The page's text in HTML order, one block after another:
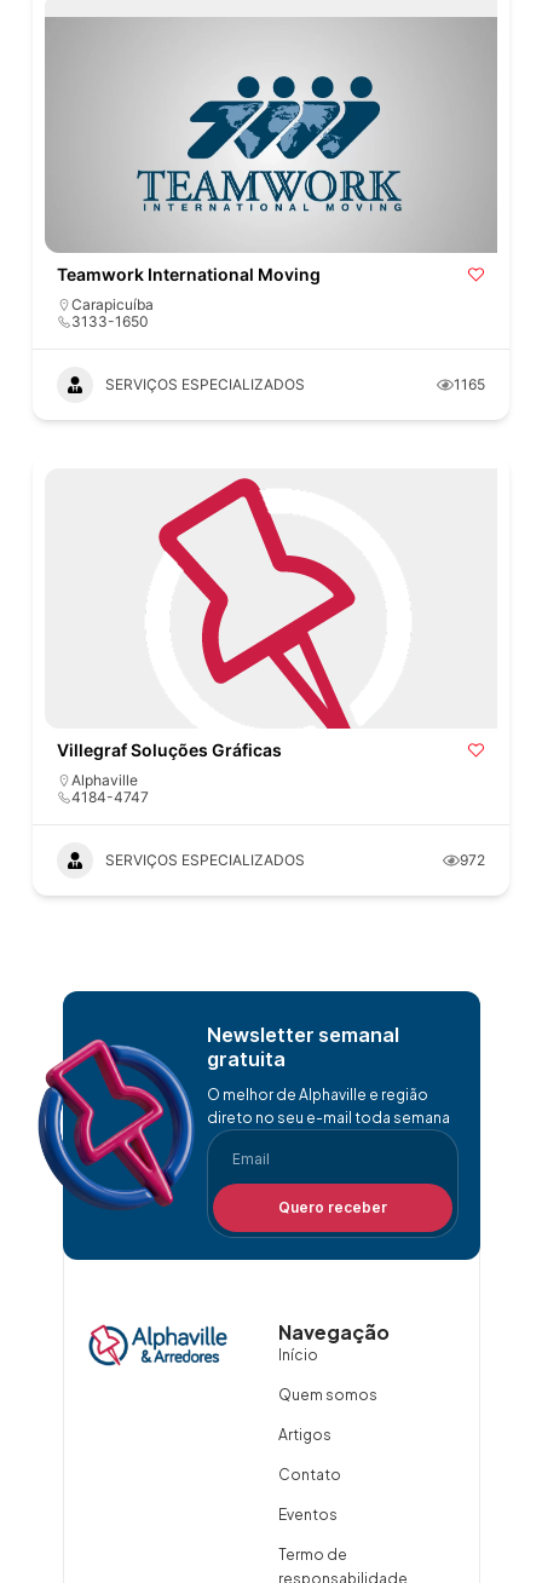
Teamwork International Moving
Carapicuíba
3133-1650
SERVIÇOS ESPECIALIZADOS 1165
Villegraf Soluções Gráficas
Alphaville
4184-4747
SERVIÇOS ESPECIALIZADOS 972
Newsletter semanal
gratuita
O melhor de Alphaville e região
direto no seu e-mail toda semana
Quero receber
Navegação
Início
Quem somos
Artigos
Contato
Eventos
Termo de
responsabilidade